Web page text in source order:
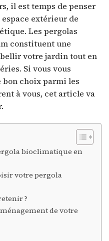
il est temps de penser
extérieur de
Les pergolas
constituent une
votre jardin tout en
Si vous vous
choix parmi les
à vous, cet article va
bioclimatique en
votre pergola
?
de votre